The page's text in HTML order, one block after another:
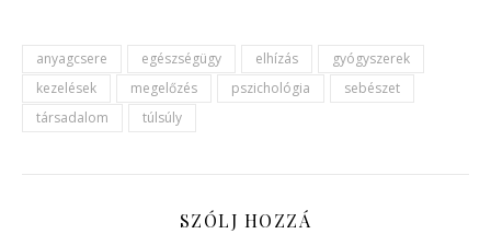
anyagcsere egészségügy elhízás
gyógyszerek
kezelések
megelőzés pszichológia
sebészet
társadalom
túlsúly
SZÓLJ HOZZÁ